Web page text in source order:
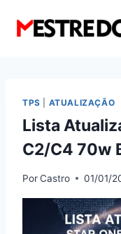
para
TPS ATUALIZAÇÃO
Lista
C2/C4 70w
PorCastro 01/01/